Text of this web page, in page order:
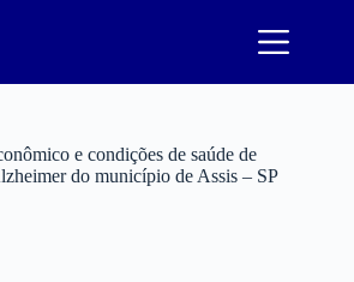
e condições de saúde de
do município de Assis – SP